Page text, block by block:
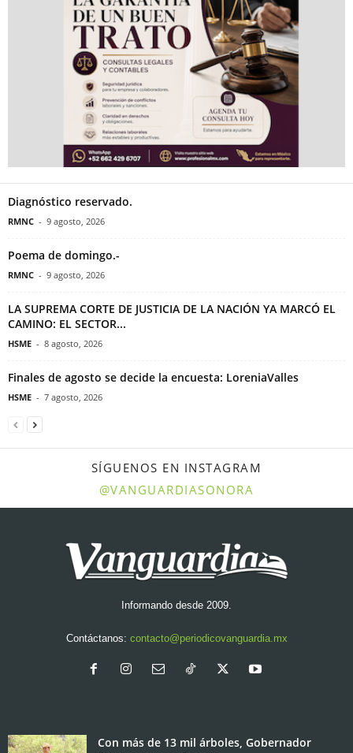
Diagnóstico reservado.
RMNC - 9 agosto, 2026
Poema de domingo.-
RMNC - 9 agosto, 2026
LA SUPREMA CORTE DE JUSTICIA DE LA NACIÓN YA MARCÓ EL
CAMINO: EL SECTOR...
HSME - 8 agosto, 2026
Finales de agosto se decide la encuesta: LoreniaValles
HSME - 7 agosto, 2026
SÍGUENOS EN INSTAGRAM
@VANGUARDIASONORA
Informando desde 2009.
Contáctanos: contacto@periodicovanguardia.mx
Con más de 13 mil árboles, Gobernador